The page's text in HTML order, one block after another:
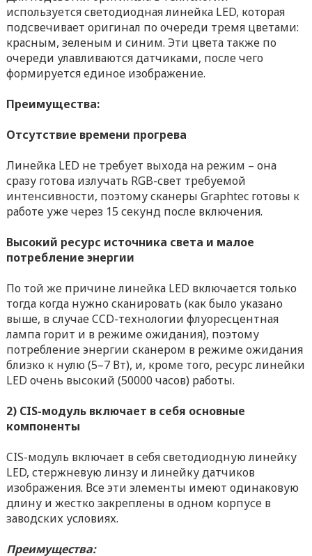
используется светодиодная линейка LED, которая
подсвечивает оригинал по очереди тремя цветами:
красным, зеленым и синим. Эти цвета также по
очереди улавливаются датчиками, после чего
формируется единое изображение.
Преимущества:
Отсутствие времени прогрева
Линейка LED не требует выхода на режим – она
сразу готова излучать RGB-свет требуемой
интенсивности, поэтому сканеры Graphtec готовы к
работе уже через 15 секунд после включения.
Высокий ресурс источника света и малое
потребление энергии
По той же причине линейка LED включается только
тогда когда нужно сканировать (как было указано
выше, в случае CCD-технологии флуоресцентная
лампа горит и в режиме ожидания), поэтому
потребление энергии сканером в режиме ожидания
близко к нулю (5–7 Вт), и, кроме того, ресурс линейки
LED очень высокий (50000 часов) работы.
2) CIS-модуль включает в себя основные
компоненты
CIS-модуль включает в себя светодиодную линейку
LED, стержневую линзу и линейку датчиков
изображения. Все эти элементы имеют одинаковую
длину и жестко закреплены в одном корпусе в
заводских условиях.
Преимущества: